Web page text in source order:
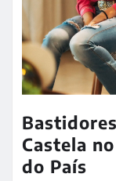
Castela
do País